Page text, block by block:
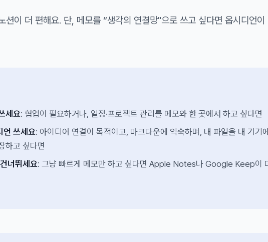
션이 더 편해요. 단, 메모를 “생각의 연결망"으로 쓰고 싶다면 옵시디언이
세요: 협업이 필요하거나, 일정·프로젝트 관리를 메모와 한 곳에서 하고 싶다면
언 쓰세요: 아이디어 연결이 목적이고, 마크다운에 익숙하며, 내 파일을 내 기기
하고 싶다면
너뛰세요: 그냥 빠르게 메모만 하고 싶다면 Apple Notes나 Google Keep이